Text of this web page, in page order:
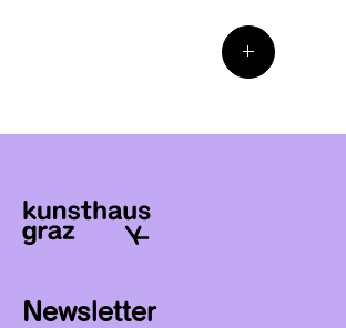
Newsletter